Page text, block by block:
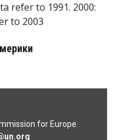
refer to 1991. 2000:
to 2003
for Europe